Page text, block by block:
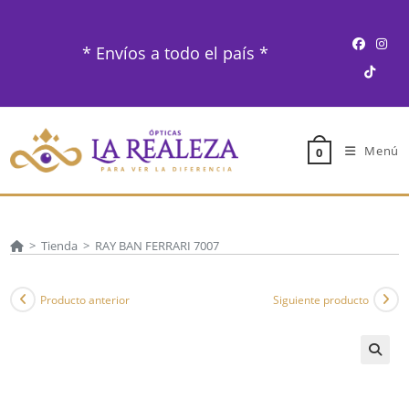
* Envíos a todo el país *
0 Menú
> Tienda > RAY BAN FERRARI 7007
Producto anterior Siguiente producto